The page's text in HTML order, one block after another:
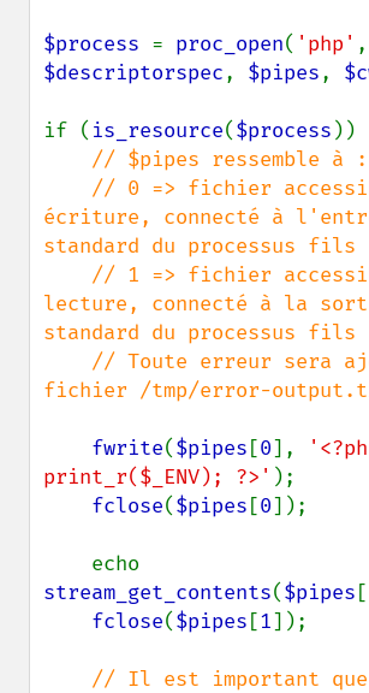
$process = proc_open( 'php'
$descriptorspec, $pipes,
if ( is_resource($process ))
// $pipes ressemble à :
écriture, connecté à
standard du processus fils
lecture, connecté à la
standard du processus fils
fichier /tmp/error-
fwrite($pipes [0],
print_r($_ENV); ?>' );
fclose($pipes [0]);
stream_get_contents($pipes [
fclose($pipes [1]);
// Il est important que